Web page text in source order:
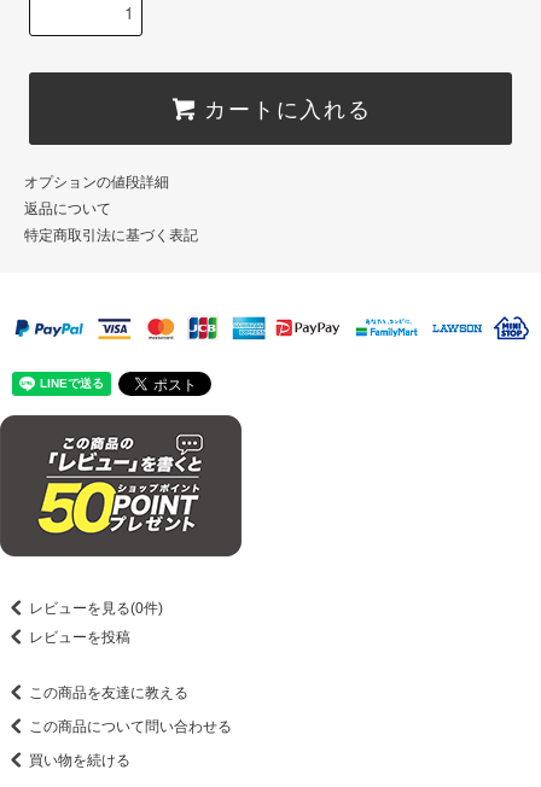
カートに入れる
オプションの値段詳細
返品について
特定商取引法に基づく表記
レビューを見る(0件)
レビューを投稿
この商品を友達に教える
この商品について問い合わせる
買い物を続ける